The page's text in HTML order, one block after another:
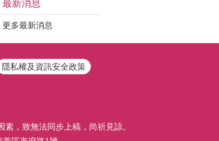
最新消息
更多最新消息
隱私權及資訊安全政策
，致無法同步上稿，尚祈見諒。